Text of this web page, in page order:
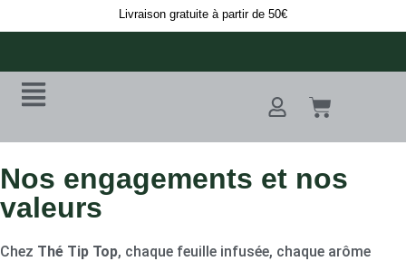
Livraison gratuite à partir de 50€
Nos engagements et nos
valeurs
Chez Thé Tip Top, chaque feuille infusée, chaque arôme